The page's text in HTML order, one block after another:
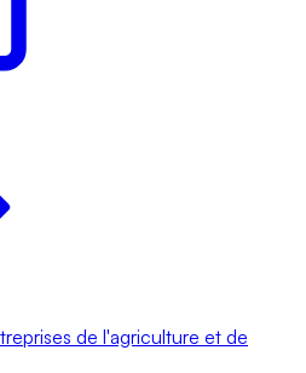
de l'agriculture et de